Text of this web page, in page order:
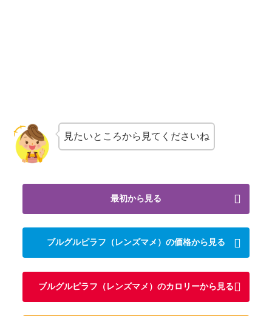
見たいところから見てくださいね
最初から見る
ブルグルピラフ（レンズマメ）の価格から見る
ブルグルピラフ（レンズマメ）のカロリーから見る